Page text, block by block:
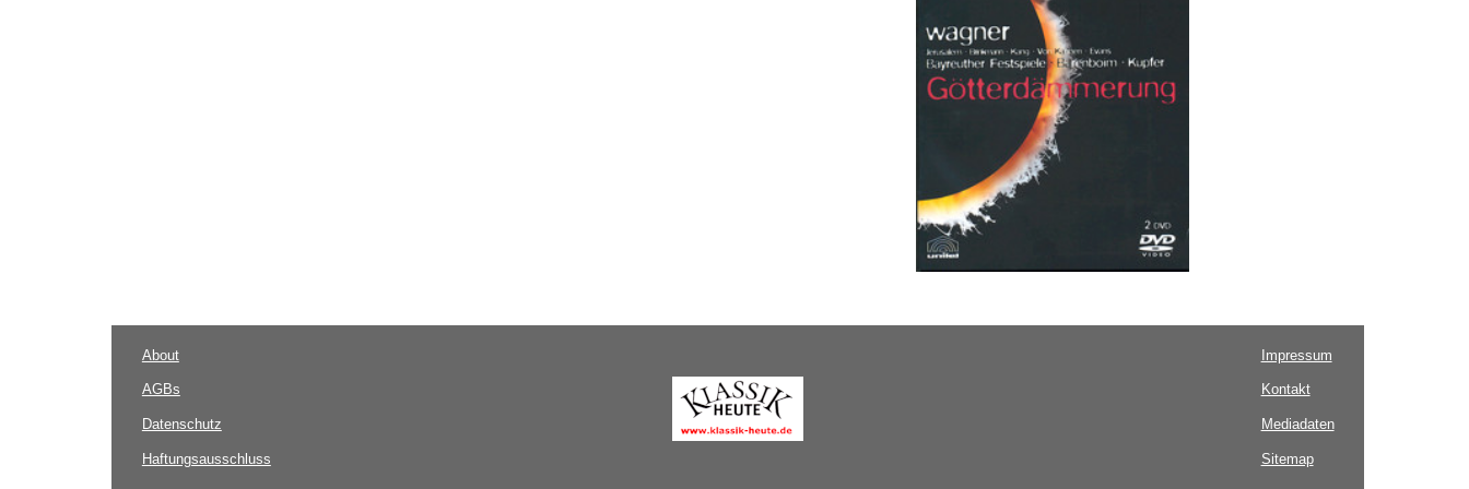
About
AGBs
Datenschutz
Haftungsausschluss
Impressum
Kontakt
Mediadaten
Sitemap